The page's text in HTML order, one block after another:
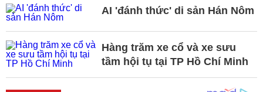
AI 'đánh thức' di sản Hán Nôm
Hàng trăm xe cổ và xe sưu
tầm hội tụ tại TP Hồ Chí Minh